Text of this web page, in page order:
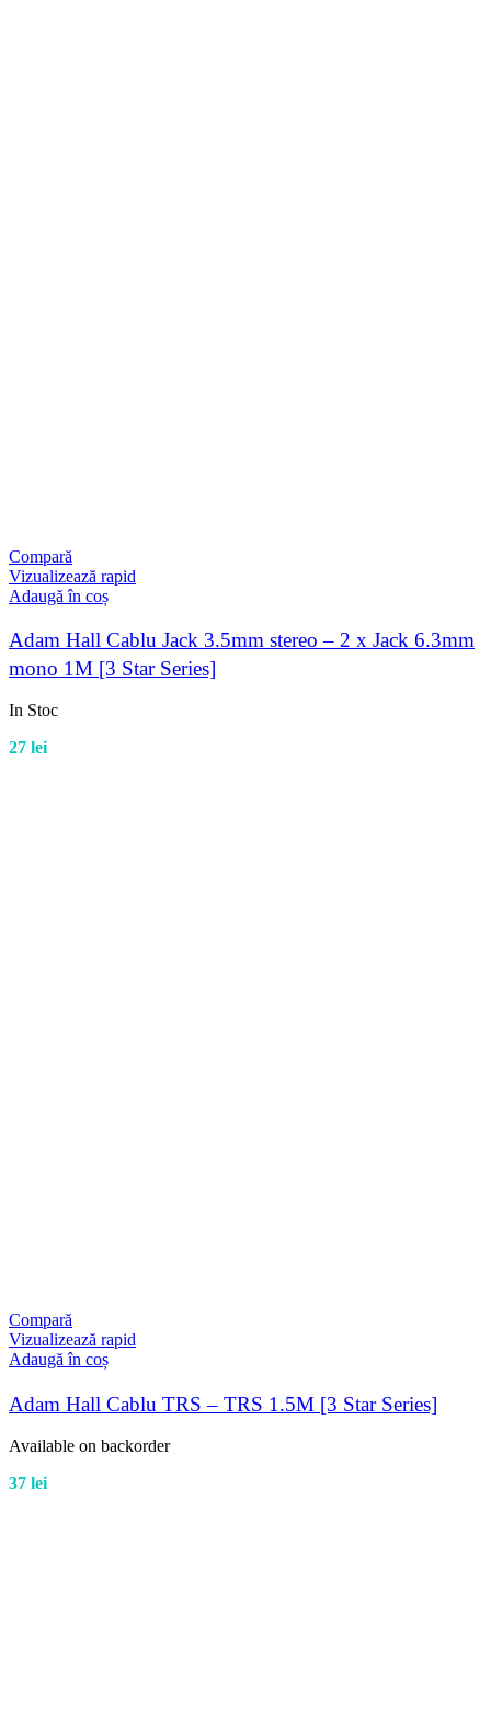
Compară
Vizualizează rapid
Adaugă în coș
Adam Hall Cablu Jack 3.5mm stereo – 2 x Jack 6.3mm
mono 1M [3 Star Series]
In Stoc
27 lei
Compară
Vizualizează rapid
Adaugă în coș
Adam Hall Cablu TRS – TRS 1.5M [3 Star Series]
Available on backorder
37 lei